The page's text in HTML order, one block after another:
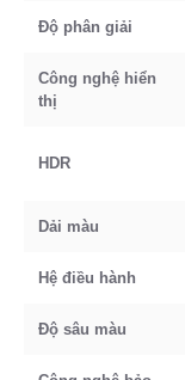
Độ phân giải
Công nghệ hiển
thị
HDR
Dải màu
Hệ điều hành
Độ sâu màu